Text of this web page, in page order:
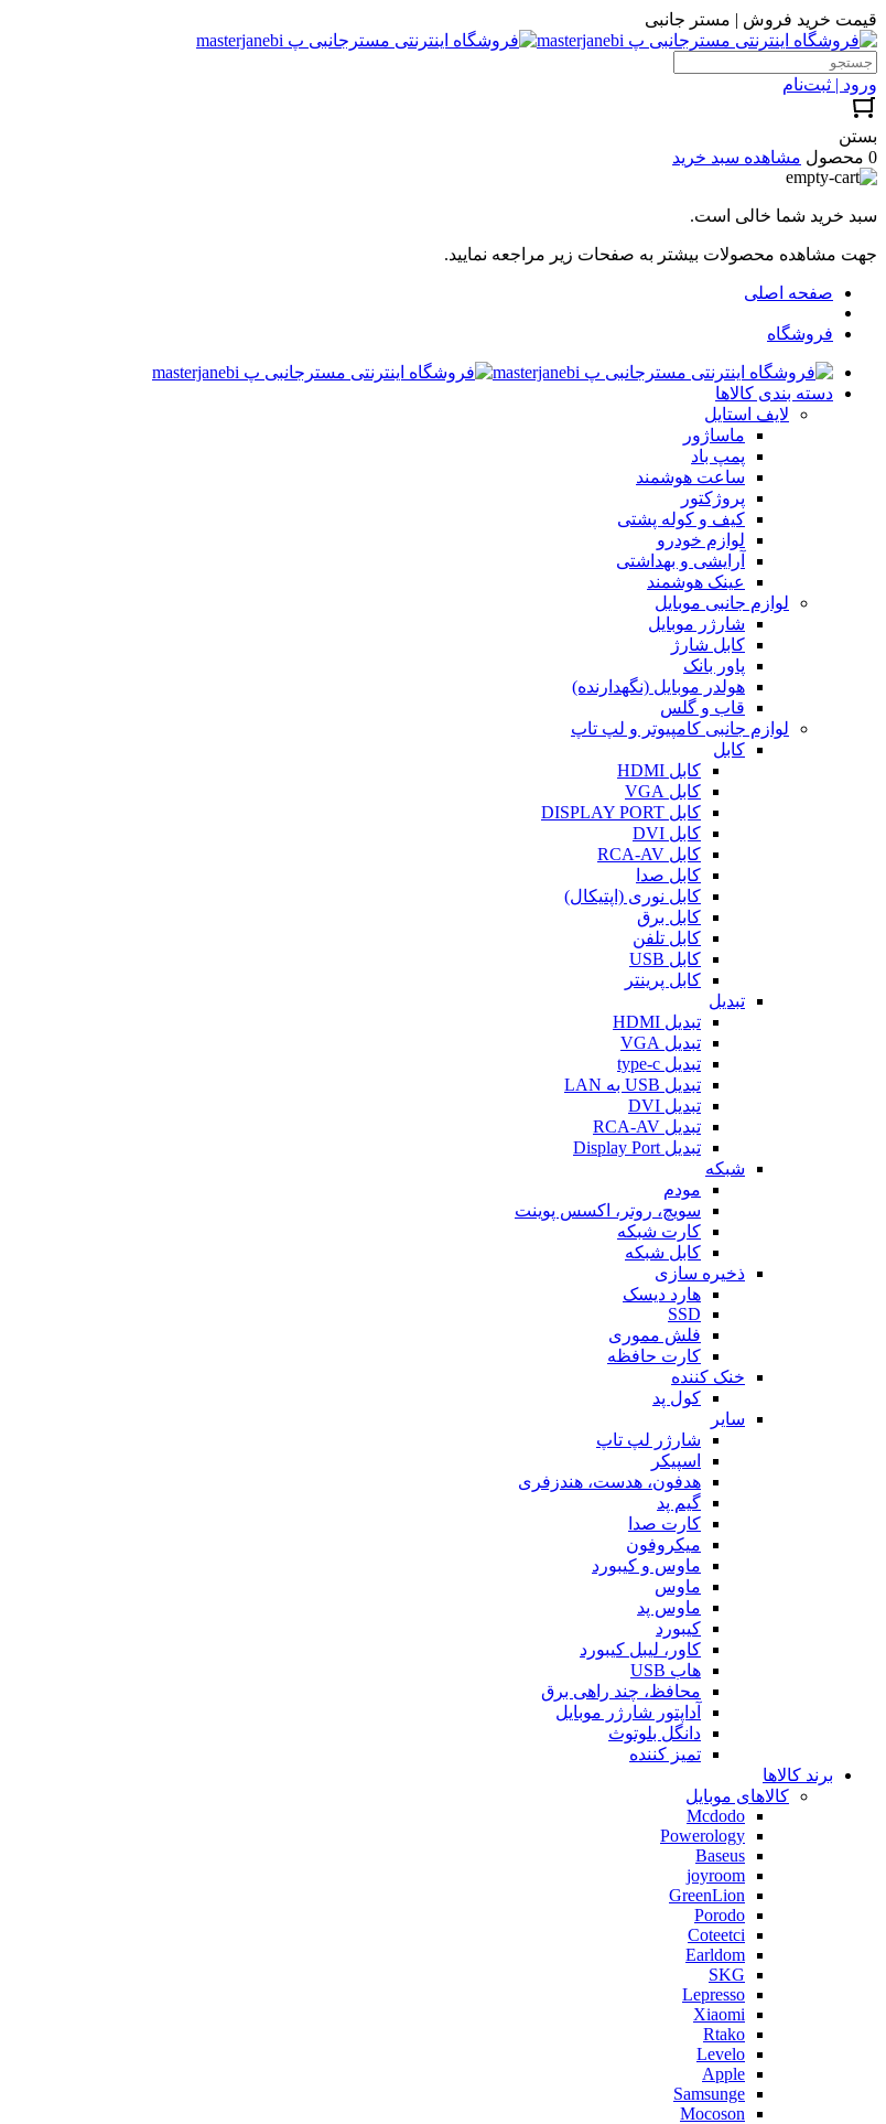
قیمت خرید فروش | مستر جانبی
ورود | ثبت‌نام
بستن
0 محصول
مشاهده سبد خرید
سبد خرید شما خالی است.
جهت مشاهده محصولات بیشتر به صفحات زیر مراجعه نمایید.
صفحه اصلی
فروشگاه
دسته بندی کالاها
لایف استایل
ماساژور
پمپ باد
ساعت هوشمند
پروژکتور
کیف و کوله پشتی
لوازم خودرو
آرایشی و بهداشتی
عینک هوشمند
لوازم جانبی موبایل
شارژر موبایل
کابل شارژ
پاور بانک
هولدر موبایل (نگهدارنده)
قاب و گلس
لوازم جانبی کامپیوتر و لپ تاپ
کابل
کابل HDMI
کابل VGA
کابل DISPLAY PORT
کابل DVI
کابل RCA-AV
کابل صدا
کابل نوری (اپتیکال)
کابل برق
کابل تلفن
کابل USB
کابل پرینتر
تبدیل
تبدیل HDMI
تبدیل VGA
تبدیل type-c
تبدیل USB به LAN
تبدیل DVI
تبدیل RCA-AV
تبدیل Display Port
شبکه
مودم
سویچ، روتر، اکسس پوینت
کارت شبکه
کابل شبکه
ذخیره سازی
هارد دیسک
SSD
فلش مموری
کارت حافظه
خنک کننده
کول پد
سایر
شارژر لپ تاپ
اسپیکر
هدفون، هدست، هندزفری
گیم پد
کارت صدا
میکروفون
ماوس و کیبورد
ماوس
ماوس پد
کیبورد
کاور، لیبل کیبورد
هاب USB
محافظ، چند راهی برق
آداپتور شارژر موبایل
دانگل بلوتوث
تمیز کننده
برند کالاها
کالاهای موبایل
Mcdodo
Powerology
Baseus
joyroom
GreenLion
Porodo
Coteetci
Earldom
SKG
Lepresso
Xiaomi
Rtako
Levelo
Apple
Samsunge
Mocoson